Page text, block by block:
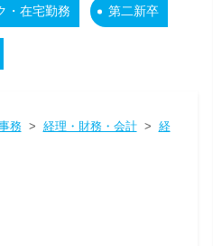
・在宅勤務 第二新卒
務> 経理・財務・会計> 経